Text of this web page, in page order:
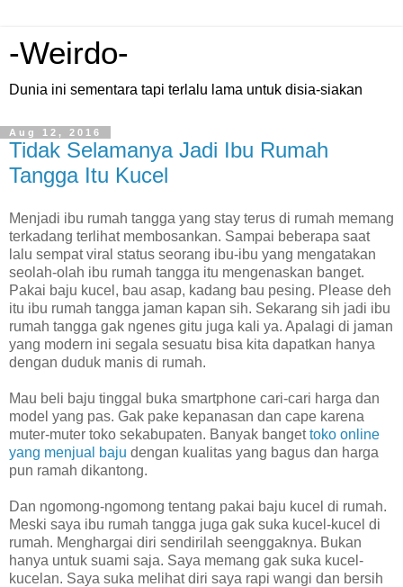
-Weirdo-
Dunia ini sementara tapi terlalu lama untuk disia-siakan
Aug 12, 2016
Tidak Selamanya Jadi Ibu Rumah
Tangga Itu Kucel
Menjadi ibu rumah tangga yang stay terus di rumah memang
terkadang terlihat membosankan. Sampai beberapa saat
lalu sempat viral status seorang ibu-ibu yang mengatakan
seolah-olah ibu rumah tangga itu mengenaskan banget.
Pakai baju kucel, bau asap, kadang bau pesing. Please deh
itu ibu rumah tangga jaman kapan sih. Sekarang sih jadi ibu
rumah tangga gak ngenes gitu juga kali ya. Apalagi di jaman
yang modern ini segala sesuatu bisa kita dapatkan hanya
dengan duduk manis di rumah.
Mau beli baju tinggal buka smartphone cari-cari harga dan
model yang pas. Gak pake kepanasan dan cape karena
muter-muter toko sekabupaten. Banyak bangettoko online
yang menjual baju dengan kualitas yang bagus dan harga
pun ramah dikantong.
Dan ngomong-ngomong tentang pakai baju kucel di rumah.
Meski saya ibu rumah tangga juga gak suka kucel-kucel di
rumah. Menghargai diri sendirilah seenggaknya. Bukan
hanya untuk suami saja. Saya memang gak suka kucel-
kucelan. Saya suka melihat diri saya rapi wangi dan bersih